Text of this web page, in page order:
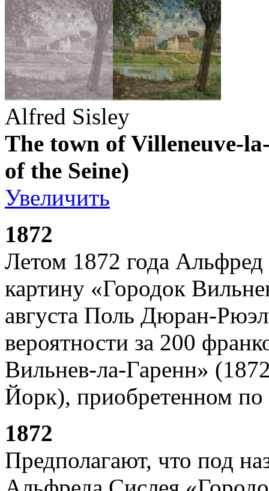
Alfred Sisley
The town of Villeneuve-
of the Seine)
Увеличить
1872
Летом 1872 года
картину «Городок
августа Поль Дюран-
вероятности за 200
Вильнев-ла-Гаренн»
Йорк), приобретенном по
1872
Предполагают, что под